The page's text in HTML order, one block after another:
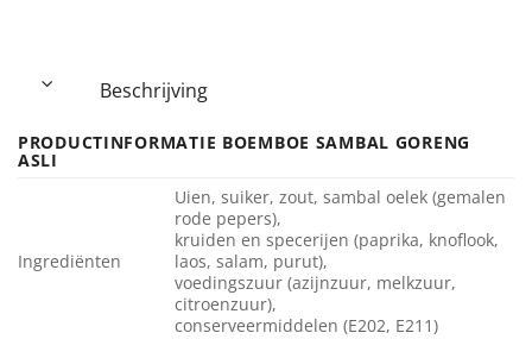
Beschrijving
PRODUCTINFORMATIE BOEMBOE SAMBAL GORENG
ASLI
Ingrediënten
Uien, suiker, zout, sambal oelek (gemalen
rode pepers),
kruiden en specerijen (paprika, knoflook,
laos, salam, purut),
voedingszuur (azijnzuur, melkzuur,
citroenzuur),
conserveermiddelen (E202, E211)